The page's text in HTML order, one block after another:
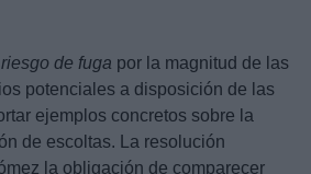
riesgo de fuga por la magnitud de las
potenciales a disposición de las
ejemplos concretos sobre la
de escoltas. La resolución
la obligación de comparecer